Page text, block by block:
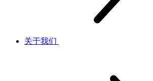
关于我们